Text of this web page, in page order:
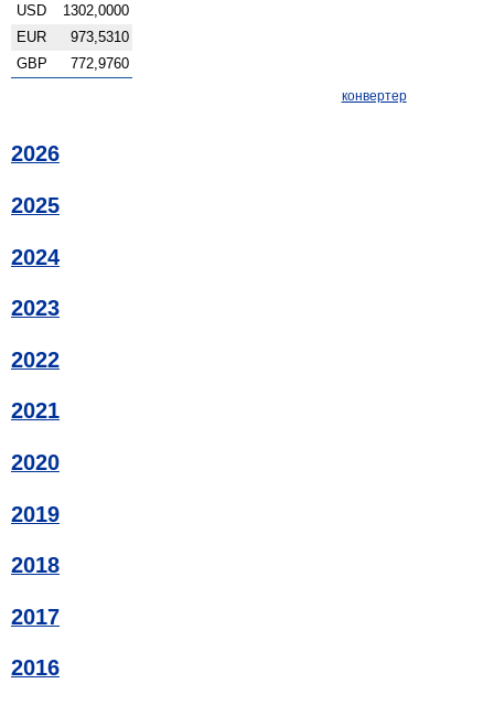
USD
1302,0000
EUR
973,5310
GBP
772,9760
конвертер
2026
2025
2024
2023
2022
2021
2020
2019
2018
2017
2016